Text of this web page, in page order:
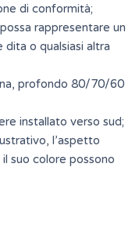
di conformità;
rappresentare un
o qualsiasi altra
profondo 80/70/60
installato verso sud;
l’aspetto
suo colore possono